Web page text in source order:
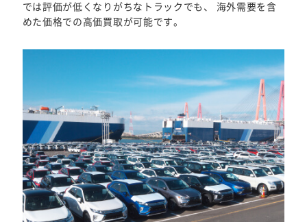
では評価が低くなりがちなトラックでも、 海外需要を含
めた価格での高価買取が可能です。